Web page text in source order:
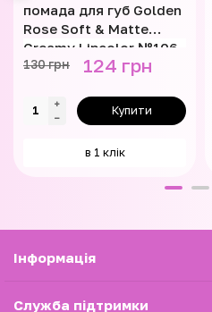
помада для губ Golden
Rose Soft & Matte
Creamy Lipcolor №106
130 грн 124 грн
Купити
в 1 клік
Iнформація
Служба підтримки